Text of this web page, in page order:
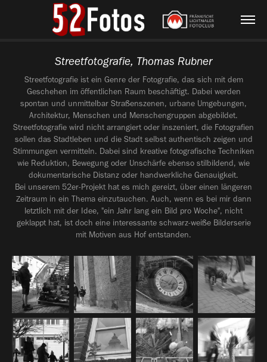
Streetfotografie, Thomas Rubner
Streetfotografie ist ein Genre der Fotografie, das sich mit dem
Geschehen im öffentlichen Raum beschäftigt. Dabei werden
spontan und unmittelbar Straßenszenen, urbane Umgebungen,
Architektur, Menschen und Menschengruppen abgebildet.
Streetfotografie wird nicht arrangiert oder inszeniert, die Fotografien
sollen das Stadtleben und die Stadt selbst authentisch zeigen und
Stimmungen vermitteln. Dabei sind kreative fotografische Techniken
wie Reduktion, Bewegung oder Unschärfe ebenso stilbildend, wie
dokumentarische Distanz oder handwerkliche Genauigkeit.
Bei unserem 52er-Projekt hat es mich gereizt, über einen längeren
Zeitraum in ein Thema einzutauchen. Auch, wenn es bei mir dann
letztlich mit der Idee, "ein Jahr lang ein Bild pro Woche", nicht
geklappt hat, ist doch eine interessante schwarz-weiße Bilderserie
mit Motiven aus Hof entstanden.